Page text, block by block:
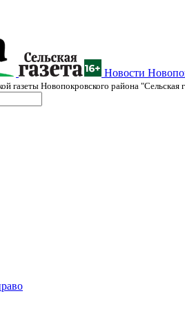
Новости
газеты Новопокровского района "Сельская